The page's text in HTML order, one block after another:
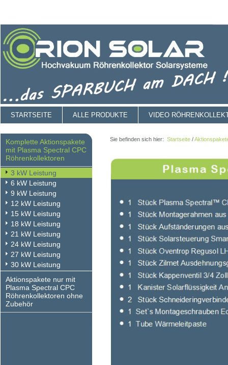
STARTSEITE ALLE PRODUKTE VIDEO
Komplette Aktionspakete
mit Plasma Spectral CPC
Röhrenkollektoren
3 kW Leistung
6 kW Leistung
9 kW Leistung
12 kW Leistung
15 kW Leistung
18 kW Leistung
21 kW Leistung
24 kW Leistung
27 kW Leistung
30 kW Leistung
Aktionspakete nur mit
Plasma Spectral CPC
Röhrenkollektoren ohne
Zubehör
Sie befinden sich hier: Startseite /